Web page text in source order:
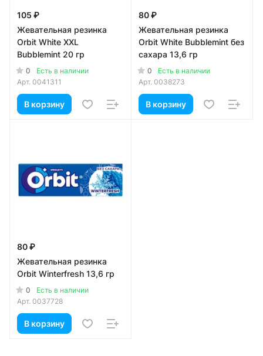
105 ₽
Жевательная резинка
Orbit White XXL
Bubblemint 20 гр
0
Есть в наличии
Арт. 0041311
В корзину
80 ₽
Жевательная резинка
Orbit White Bubblemint без
сахара 13,6 гр
0
Есть в наличии
Арт. 0038273
В корзину
80 ₽
Жевательная резинка
Orbit Winterfresh 13,6 гр
0
Есть в наличии
Арт. 0037728
В корзину